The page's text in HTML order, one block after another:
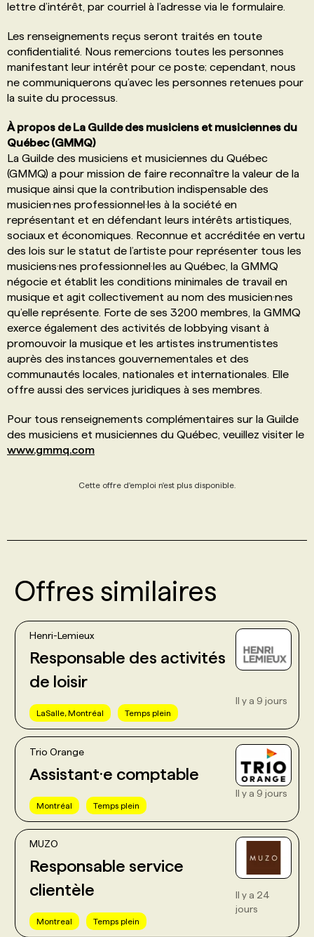
lettre d’intérêt, par courriel à l’adresse via le formulaire.
Les renseignements reçus seront traités en toute
confidentialité. Nous remercions toutes les personnes
manifestant leur intérêt pour ce poste; cependant, nous
ne communiquerons qu’avec les personnes retenues pour
la suite du processus.
À propos de La Guilde des musiciens et musiciennes du
Québec (GMMQ)
La Guilde des musiciens et musiciennes du Québec
(GMMQ) a pour mission de faire reconnaître la valeur de la
musique ainsi que la contribution indispensable des
musicien·nes professionnel·les à la société en
représentant et en défendant leurs intérêts artistiques,
sociaux et économiques. Reconnue et accréditée en vertu
des lois sur le statut de l’artiste pour représenter tous les
musiciens·nes professionnel·les au Québec, la GMMQ
négocie et établit les conditions minimales de travail en
musique et agit collectivement au nom des musicien·nes
qu’elle représente. Forte de ses 3200 membres, la GMMQ
exerce également des activités de lobbying visant à
promouvoir la musique et les artistes instrumentistes
auprès des instances gouvernementales et des
communautés locales, nationales et internationales. Elle
offre aussi des services juridiques à ses membres.
Pour tous renseignements complémentaires sur la Guilde
des musiciens et musiciennes du Québec, veuillez visiter le
www.gmmq.com
Cette offre d'emploi n'est plus disponible.
Offres similaires
Henri-Lemieux
Responsable des activités
de loisir
LaSalle, Montréal Temps plein
Il y a 9 jours
Trio Orange
Assistant·e comptable
Montréal Temps plein
Il y a 9 jours
MUZO
Responsable service
clientèle
Montreal Temps plein
Il y a 24
jours